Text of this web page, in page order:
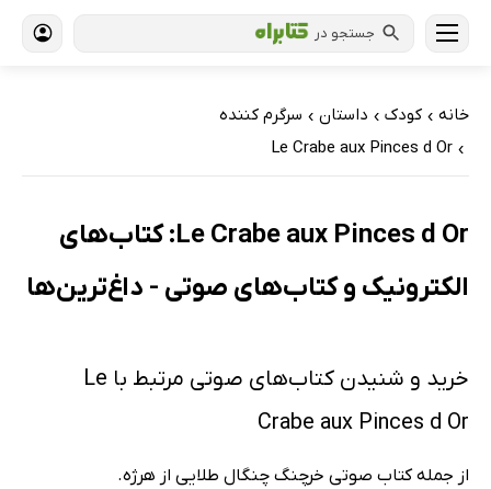
جستجو در
خانه › کودک › داستان › سرگرم کننده
›
Le Crabe aux Pinces d Or
Le Crabe aux Pinces d Or: کتاب‌های
الکترونیک و کتاب‌های صوتی - داغ‌ترین‌ها
خرید و شنیدن کتاب‌های صوتی مرتبط با Le
Crabe aux Pinces d Or
از جمله کتاب صوتی خرچنگ چنگال طلایی از هرژه.